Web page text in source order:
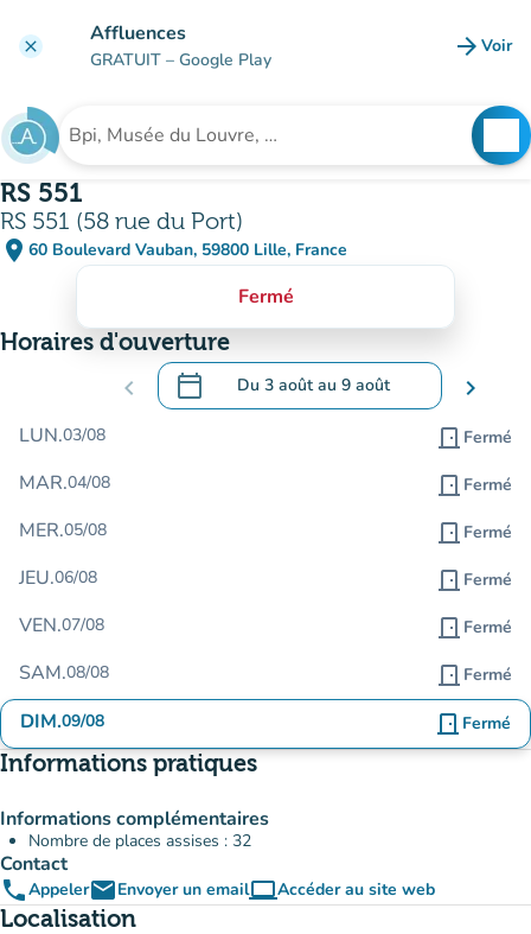
clear Affluences
GRATUIT – Google Play arrow_forward Voir
Rechercher un établissement
RS 551
RS 551 (58 rue du Port)
place 60 Boulevard Vauban, 59800 Lille, France
(ouvrir dans Google Maps)
(nouvel onglet)
Fermé
Horaires d'ouverture
chevron_left calendar_today Du 3 aoûtau 9 août
.Ouvrir le calendrier pour changer de
chevron_right
LUN.03/08 door_front Fermé
MAR.04/08 door_front Fermé
MER.05/08 door_front Fermé
JEU.06/08 door_front Fermé
VEN.07/08 door_front Fermé
SAM.08/08 door_front Fermé
DIM.09/08 door_front Fermé
Informations pratiques
Informations complémentaires
Nombre de places assises : 32
Contact
phoneAppeleremailEnvoyer un emailcomputerAccéder au site web
(nouvel onglet)
Localisation